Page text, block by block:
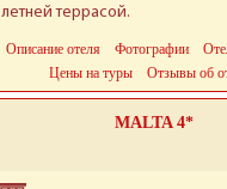
летней террасой.
Описание отеля Фотографии
Цены на туры
Отзывы об
MALTA 4*